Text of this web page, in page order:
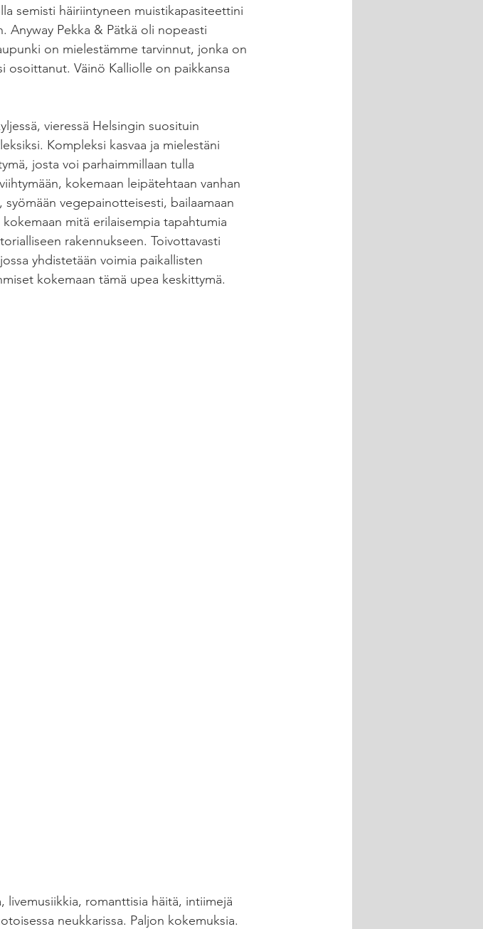
semisti häiriintyneen muistikapasiteettini
Anyway Pekka & Pätkä oli nopeasti
on mielestämme tarvinnut, jonka on
osoittanut. Väinö Kalliolle on paikkansa
vieressä Helsingin suosituin
Kompleksi kasvaa ja mielestäni
josta voi parhaimmillaan tulla
kokemaan leipätehtaan vanhan
vegepainotteisesti, bailaamaan
mitä erilaisempia tapahtumia
rakennukseen. Toivottavasti
yhdistetään voimia paikallisten
kokemaan tämä upea keskittymä.
livemusiikkia, romanttisia häitä, intiimejä
neukkarissa. Paljon kokemuksia.